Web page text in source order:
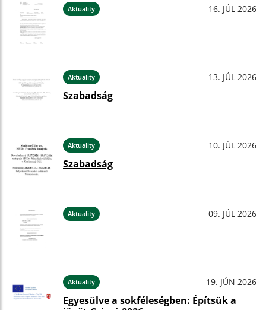
Aktuality 16. JÚL 2026
Aktuality 13. JÚL 2026
Szabadság
Aktuality 10. JÚL 2026
Szabadság
Aktuality 09. JÚL 2026
Aktuality 19. JÚN 2026
Egyesülve a sokféleségben: Építsük a